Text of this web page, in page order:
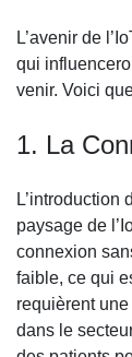
L’avenir de
qui
venir. Voici
1. La
L’introduction
paysage de
connexion
faible, ce qui
requièrent
dans le